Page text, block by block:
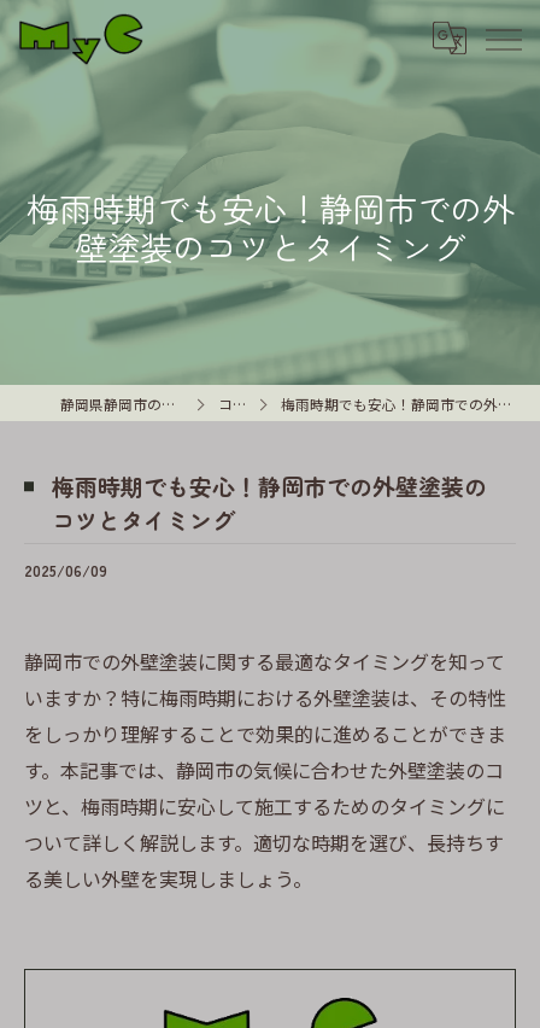
梅雨時期でも安心！静岡市での外
壁塗装のコツとタイミング
静岡県静岡市の外壁塗装はMyC コラム 梅雨時期でも安心！静岡市での外壁塗装のコツとタイミング
梅雨時期でも安心！静岡市での外壁塗装の
コツとタイミング
2025/06/09
静岡市での外壁塗装に関する最適なタイミングを知って
いますか？特に梅雨時期における外壁塗装は、その特性
をしっかり理解することで効果的に進めることができま
す。本記事では、静岡市の気候に合わせた外壁塗装のコ
ツと、梅雨時期に安心して施工するためのタイミングに
ついて詳しく解説します。適切な時期を選び、長持ちす
る美しい外壁を実現しましょう。